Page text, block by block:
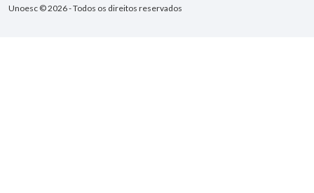
Unoesc © 2026 - Todos os direitos reservados